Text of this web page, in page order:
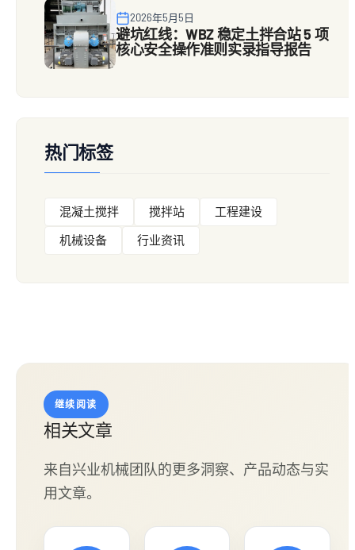
2026年5月5日
避坑红线：WBZ 稳定土拌合站 5 项
核心安全操作准则实录指导报告
热门标签
混凝土搅拌 搅拌站
工程建设
机械设备
行业资讯
继续阅读
相关文章
来自兴业机械团队的更多洞察、产品动态与实
用文章。